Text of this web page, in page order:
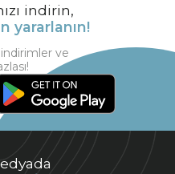
indirin,
yararlanın!
ve